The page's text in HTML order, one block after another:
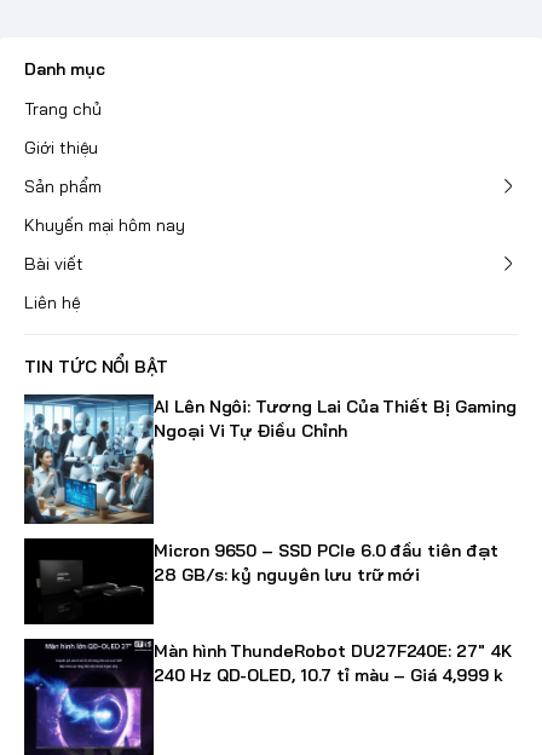
Danh mục
Trang chủ
Giới thiệu
Sản phẩm
Khuyến mại hôm nay
Bài viết
Liên hệ
TIN TỨC NỔI BẬT
AI Lên Ngôi: Tương Lai Của Thiết Bị Gaming
Ngoại Vi Tự Điều Chỉnh
Micron 9650 – SSD PCIe 6.0 đầu tiên đạt
28 GB/s: kỷ nguyên lưu trữ mới
Màn hình ThundeRobot DU27F240E: 27" 4K
240 Hz QD-OLED, 10.7 tỉ màu – Giá 4,999 k